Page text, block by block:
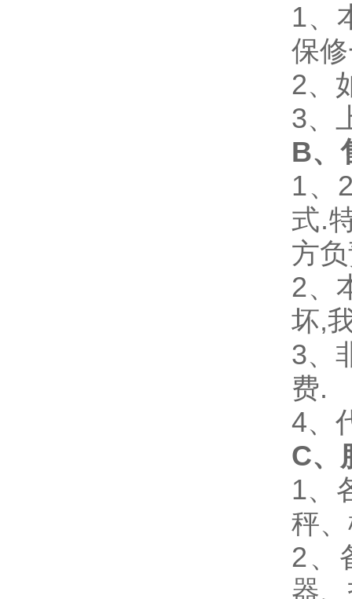
1、
保
2、
3、
B、
1、
式.
方
2、
坏,
3、
费.
4、
C、
1、
秤
2、
器